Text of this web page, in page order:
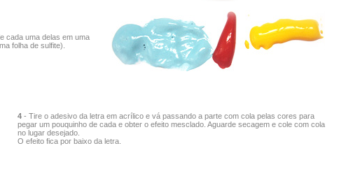
cada uma delas em uma
folha de sulfite).
4- Tire o adesivo da letra em acrílico e vá passando a parte com cola pelas cores para
pegar um pouquinho de cada e obter o efeito mesclado. Aguarde secagem e cole com cola
no lugar desejado.
O efeito fica por baixo da letra.